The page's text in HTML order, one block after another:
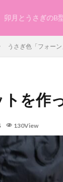
卯月とうさぎのB
うさぎ色「フォー
を作
130View